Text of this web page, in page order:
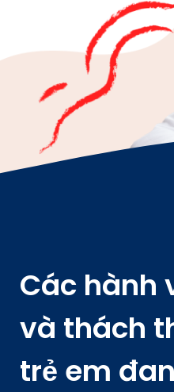
Các hành
và thách
trẻ em